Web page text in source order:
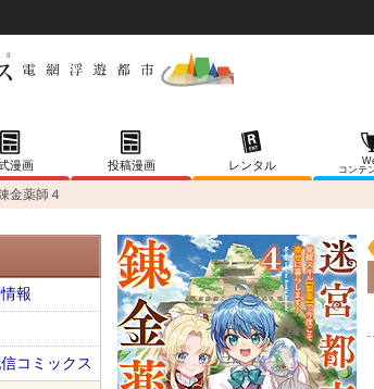
漫画 投稿漫画 レンタル
コンテ
金薬師４
報
コミックス